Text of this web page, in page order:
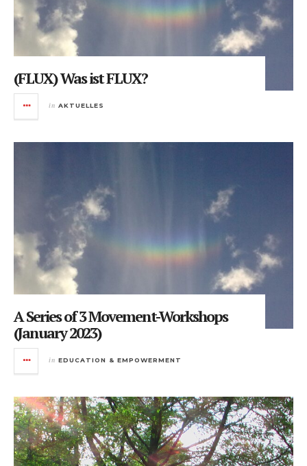
(FLUX) Was ist FLUX?
in AKTUELLES
A Series of 3 Movement-Workshops
(January 2023)
in EDUCATION & EMPOWERMENT